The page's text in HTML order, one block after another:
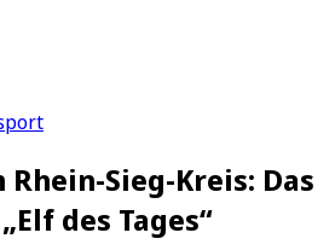
Sieg-Kreis: Das
des Tages“